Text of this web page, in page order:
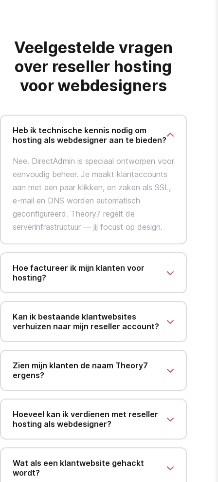
Veelgestelde vragen
over reseller hosting
voor webdesigners
Heb ik technische kennis nodig om
hosting als webdesigner aan te bieden?
Nee. DirectAdmin is speciaal ontworpen voor
eenvoudig beheer. Je maakt klantaccounts
aan met een paar klikken, en zaken als SSL,
e-mail en DNS worden automatisch
geconfigureerd. Theory7 regelt de
serverinfrastructuur — jij focust op design.
Hoe factureer ik mijn klanten voor
hosting?
Kan ik bestaande klantwebsites
verhuizen naar mijn reseller account?
Zien mijn klanten de naam Theory7
ergens?
Hoeveel kan ik verdienen met reseller
hosting als webdesigner?
Wat als een klantwebsite gehackt
wordt?